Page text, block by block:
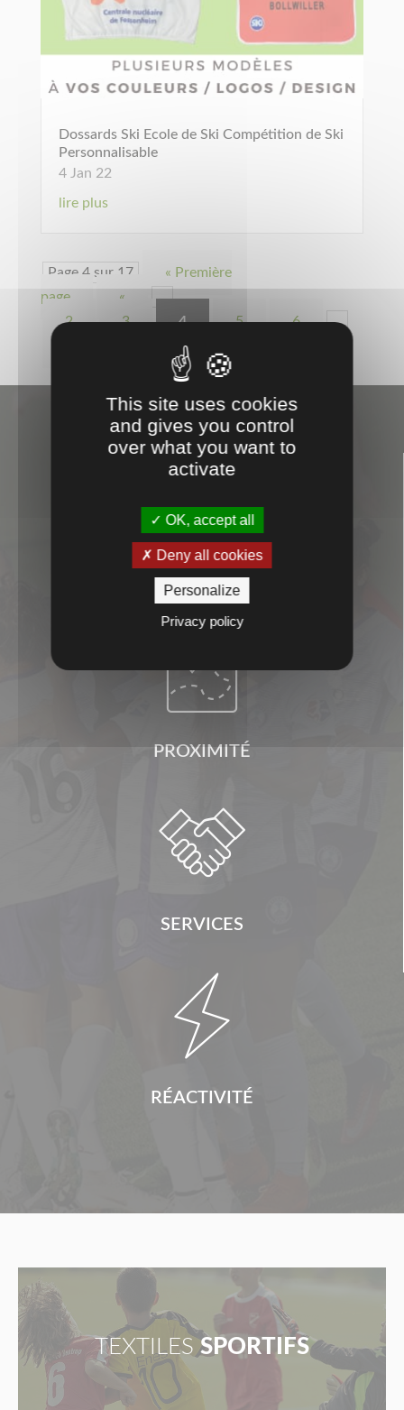
Dossards Ski Ecole de Ski Compétition de Ski
Personnalisable
4 Jan 22
lire plus
Page 4 sur 17
« Première
page
«
…
2
3 4 5 6
…

CONSEILS

PROXIMITÉ

SERVICES

RÉACTIVITÉ
TEXTILES SPORTIFS
This site uses cookies
and gives you control
over what you want to
activate
OK, accept all
Deny all cookies
Personalize
Privacy policy